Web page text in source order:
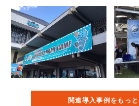
関連導入事例をもっと